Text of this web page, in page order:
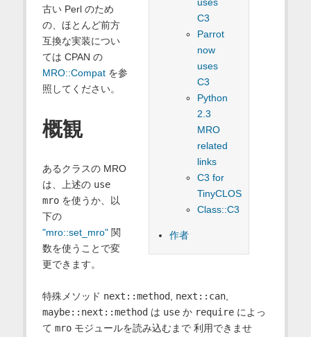
C3
Parrot
now
uses
C3
Python
2.3
MRO
related
links
C3 for
TinyCLOS
Class::C3
作者
古い Perl のため
の、ほとんど前方
互換な実装につい
ては CPAN の
MRO::Compatを参
照してください。
概観
あるクラスの MRO
は、上述の use
mroを使うか、以
下の
"mro::set_mro"関
数を使うことで変
更できます。
特殊メソッド next::method next::can,
maybe::next::method は useか requireによっ
て mroモジュールを読み込むまで 利用できませ